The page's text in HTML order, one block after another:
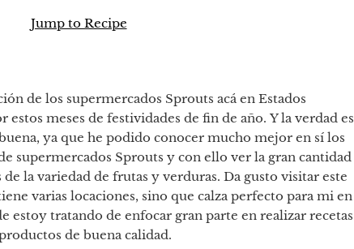
Jump to Recipe
de los supermercados Sprouts acá en Estados
meses de festividades de fin de año. Y la verdad es
ya que he podido conocer mucho mejor en sí los
supermercados Sprouts y con ello ver la gran cantidad
la variedad de frutas y verduras. Da gusto visitar este
varias locaciones, sino que calza perfecto para mi en
estoy tratando de enfocar gran parte en realizar recetas
de buena calidad.